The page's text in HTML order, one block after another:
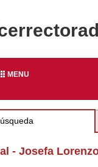
MENU
- Josefa